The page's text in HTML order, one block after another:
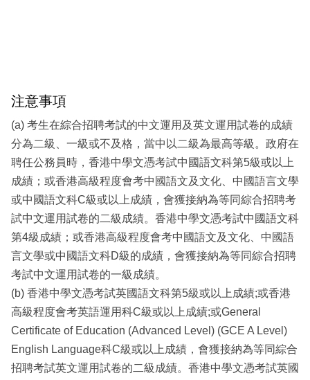
注意事項
(a) 考生在綜合招聘考試的中文運用及英文運用試卷的成績
分為二級、一級或不及格，當中以二級為最高等級。政府在
聘任公務員時，香港中學文憑考試中國語文科第5級或以上
成績；或香港高級程度會考中國語文及文化、中國語言文學
或中國語文科C級或以上成績，會獲接納為等同綜合招聘考
試中文運用試卷的二級成績。香港中學文憑考試中國語文科
第4級成績；或香港高級程度會考中國語文及文化、中國語
言文學或中國語文科D級的成績，會獲接納為等同綜合招聘
考試中文運用試卷的一級成績。
(b) 香港中學文憑考試英國語文科第5級或以上成績;或香港
高級程度會考英語運用科C級或以上成績;或General
Certificate of Education (Advanced Level) (GCE A Level)
English Language科C級或以上成績，會獲接納為等同綜合
招聘考試英文運用試卷的二級成績。香港中學文憑考試英國